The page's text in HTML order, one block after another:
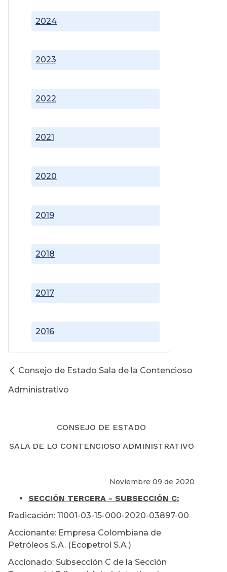
2016
2017
2018
2019
2020
2021
2022
2023
2024
Consejo de Estado Sala de la Contencioso
Administrativo
CONSEJO DE ESTADO
SALA DE LO CONTENCIOSO ADMINISTRATIVO
Noviembre 09 de 2020
SECCIÓN TERCERA - SUBSECCIÓN C:
Radicación: 11001-03-15-000-2020-03897-00
Accionante: Empresa Colombiana de
Petróleos S.A. (Ecopetrol S.A.)
Accionado: Subsección C de la Sección